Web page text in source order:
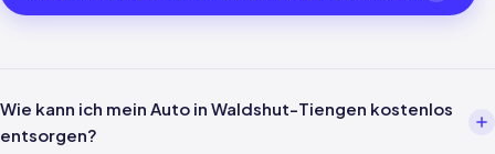
Wie kann ich mein Auto in Waldshut-Tiengen kostenlos
entsorgen?